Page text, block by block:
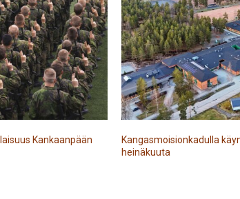
Kankaanpään
Kangasmoisionkadulla
heinäkuuta